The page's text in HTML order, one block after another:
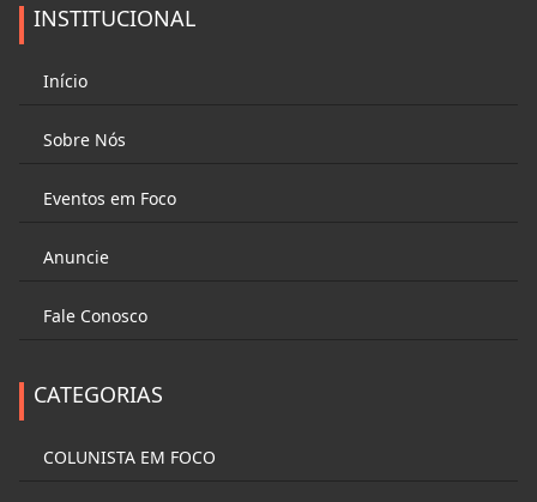
INSTITUCIONAL
Início
Sobre Nós
Eventos em Foco
Anuncie
Fale Conosco
CATEGORIAS
COLUNISTA EM FOCO